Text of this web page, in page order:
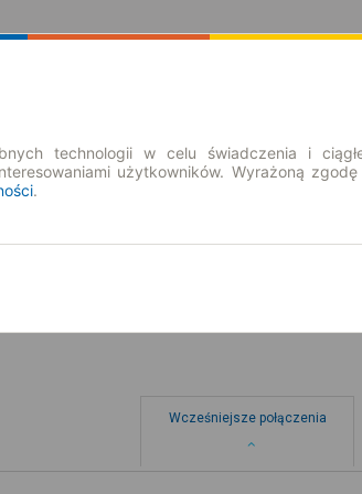
Wcześniejsze połączenia
technologii w celu świadczenia i
użytkowników. Wyrażoną
.